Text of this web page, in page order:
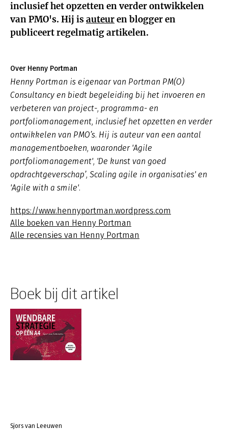
inclusief het opzetten en verder ontwikkelen
van PMO's. Hij isauteuren blogger en
publiceert regelmatig artikelen.
Over Henny Portman
Henny Portman is eigenaar van Portman PM(O)
Consultancy en biedt begeleiding bij het invoeren en
verbeteren van project-, programma- en
portfoliomanagement, inclusief het opzetten en verder
ontwikkelen van PMO’s. Hij is auteur van een aantal
managementboeken, waaronder 'Agile
portfoliomanagement', 'De kunst van goed
opdrachtgeverschap’, Scaling agile in organisaties' en
'Agile with a smile'.
https://www.hennyportman.wordpress.com
Alle boeken van Henny Portman
Alle recensies van Henny Portman
Boek bij dit artikel
Sjors van Leeuwen